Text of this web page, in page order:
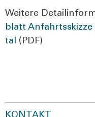
Wei­te­re
blatt
tal (PDF)